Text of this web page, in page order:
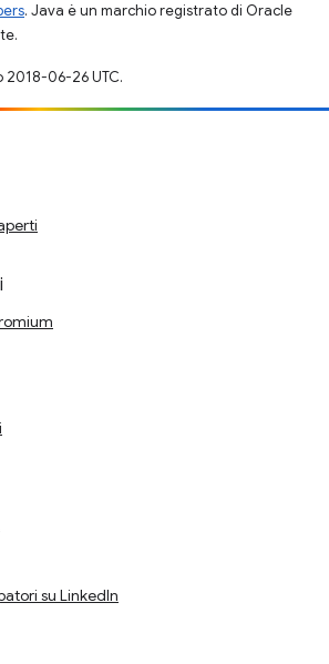
. Java è un marchio registrato di Oracle
06-26 UTC.
su LinkedIn